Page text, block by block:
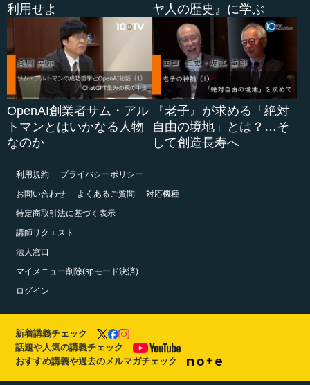
利用せよ
ヤ人の歴史』に学ぶ
OpenAI創業者サム・アル
トマンとはいかなる人物
なのか
『老子』が求める「絶対
自由の境地」とは？…そ
して創造長寿へ
利用規約
プライバシーポリシー
お問い合わせ
よくあるご質問
対応機種
特定商取引法に基づく表示
講師リクエスト
法人窓口
マイメニュー削除(spモード決済)
ログイン
新着講義チェック
話題や人気の講義チェック
おすすめ講義や過去のメルマガチェック